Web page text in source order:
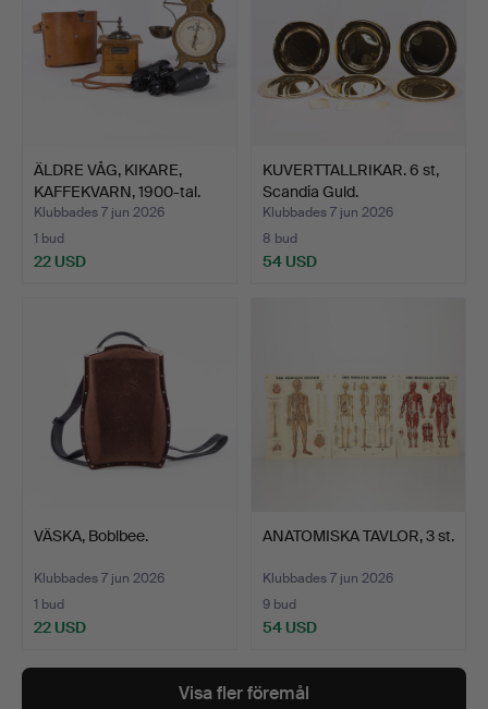
ÄLDRE VÅG, KIKARE,
KAFFEKVARN, 1900-tal.
Klubbades 7 jun 2026
1 bud
22 USD
KUVERTTALLRIKAR. 6 st,
Scandia Guld.
Klubbades 7 jun 2026
8 bud
54 USD
VÄSKA, Boblbee.
Klubbades 7 jun 2026
1 bud
22 USD
ANATOMISKA TAVLOR, 3 st.
Klubbades 7 jun 2026
9 bud
54 USD
Visa fler föremål